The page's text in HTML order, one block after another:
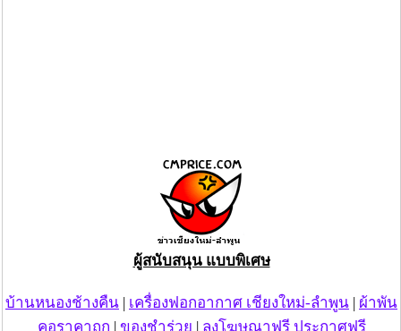
ผู้สนับสนุน แบบพิเศษ
บ้านหนองช้างคืน | เครื่องฟอกอากาศ เชียงใหม่-ลำพูน | ผ้าพัน
คอราคาถูก | ของชำร่วย | ลงโฆษณาฟรี ประกาศฟรี